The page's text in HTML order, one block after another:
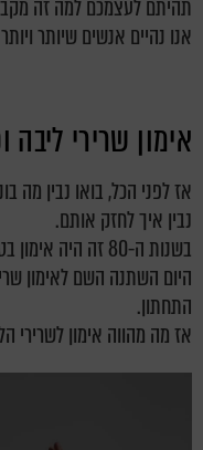
תהיתם לעצמכם למה זה
אנו נהיים אנשים שיותר
אימון שרירי
אז לפני הכל, בואו נבין מה
נבין איך לחזק אותם.
היום השתנה השם לאימון
התחתון.
אז מה מהווה אימון לשרירי